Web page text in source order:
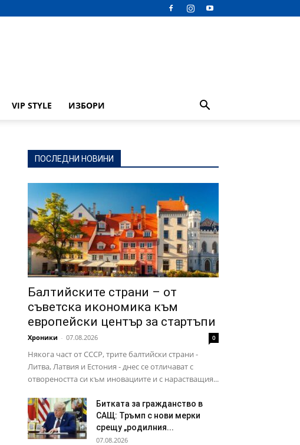
VIP STYLE ИЗБОРИ
ПОСЛЕДНИ НОВИНИ
Балтийските страни – от
съветска икономика към
европейски център за стартъпи
Хроники - 07.08.2026 0
Някога част от СССР, трите балтийски страни -
Литва, Латвия и Естония - днес се отличават с
отвореността си към иновациите и с нарастващия...
Битката за гражданство в
САЩ: Тръмп с нови мерки
срещу „родилния...
07.08.2026